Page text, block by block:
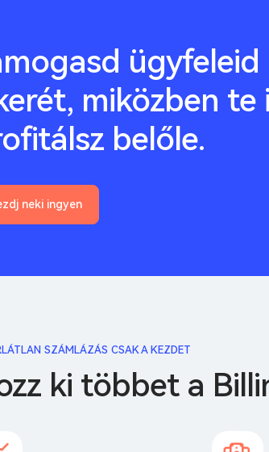
ügyfeleid
miközben te
belőle.
neki ingyen
SZÁMLÁZÁS CSAK A KEZDET
ki többet a